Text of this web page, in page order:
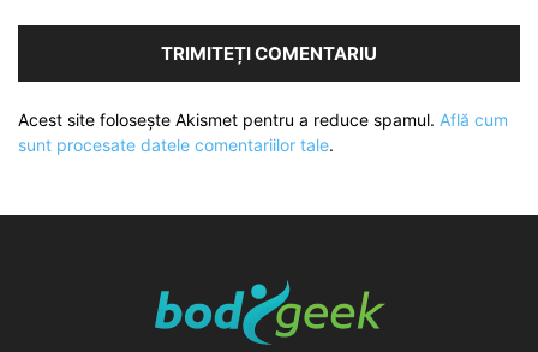
Acest site folosește Akismet pentru a reduce spamul. Află cum
sunt procesate datele comentariilor tale.